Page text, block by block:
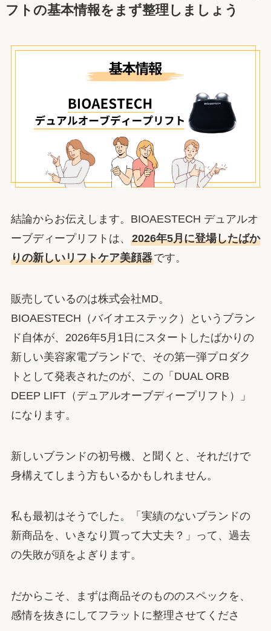
フトの基本情報をまず整理しましょう
結論からお伝えします。BIOAESTECH デュアルオ
ーブディープリフトは、 2026年5月に登場したばか
りの新しいリフトケア美顔器です。
販売しているのは株式会社MD。
BIOAESTECH（バイオエステック）というブラン
ド自体が、2026年5月1日にスタートしたばかりの
新しい美容家電ブランドで、その第一弾プロダク
トとして発表されたのが、この「DUAL ORB
DEEP LIFT（デュアルオーブディープリフト）」
になります。
新しいブランドの初号機、と聞くと、それだけで
身構えてしまう方もいるかもしれません。
私も最初はそうでした。「実績のないブランドの
新商品を、いきなり買って大丈夫？」って、過去
の失敗が頭をよぎります。
だからこそ、まずは商品そのもののスペックを、
感情を抜きにしてフラットに整理させてくださ